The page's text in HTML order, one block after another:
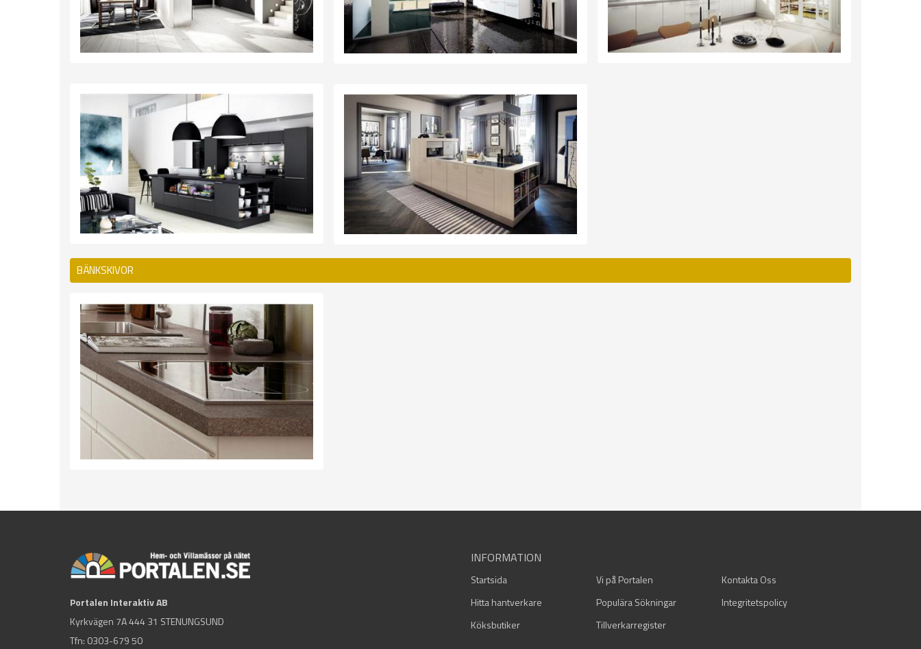
BÄNKSKIVOR
Portalen Interaktiv AB
Kyrkvägen 7A 444 31 STENUNGSUND
Tfn: 0303-679 50
INFORMATION
Startsida Vi på Portalen
Kontakta Oss
Hitta hantverkare
Populära Sökningar
Integritetspolicy
Köksbutiker
Tillverkarregister